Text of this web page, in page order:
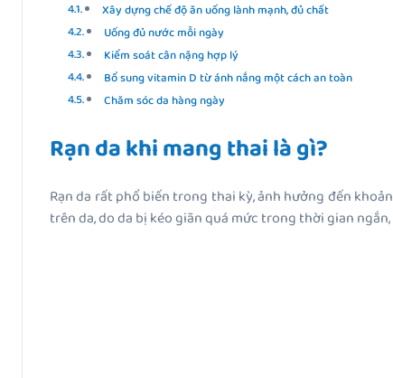
Xây dựng chế độ ăn uống lành mạnh, đủ chất
Uống đủ nước mỗi ngày
Kiểm soát cân nặng hợp lý
Bổ sung vitamin D từ ánh nắng một cách an toàn
Chăm sóc da hàng ngày
Rạn da khi mang thai là gì?
Rạn da rất phổ biến trong thai kỳ, ảnh hưởng đến
trên da, do da bị kéo giãn quá mức trong thời gian